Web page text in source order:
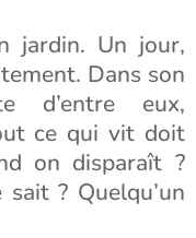
jardin. Un jour,
Dans son
d’entre eux,
ce qui vit doit
on disparaît ?
? Quelqu’un